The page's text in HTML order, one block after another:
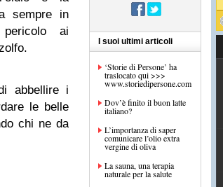
sempre in
pericolo ai
abbellire i
le belle
chi ne da
I suoi ultimi articoli
‘Storie di Persone’ ha
traslocato qui >>>
www.storiedipersone.com
Dov’è finito il buon latte
italiano?
L’importanza di saper
comunicare l’olio extra
vergine di oliva
La sauna, una terapia
naturale per la salute